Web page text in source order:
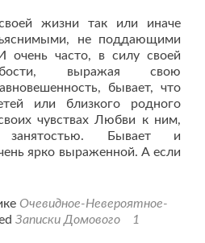
жизни так или иначе
не поддающими
очень часто, в силу своей
выражая свою
бывает, что
или близкого родного
чувствах Любви к ним,
занятостью. Бывает и
ярко выраженной. А если
Очевидное-Невероятное-
Записки Домового
1